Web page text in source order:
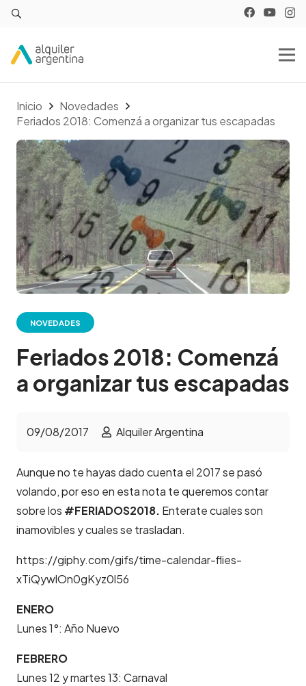
Inicio
Novedades
Feriados 2018: Comenzá a organizar tus escapadas
NOVEDADES
Feriados 2018: Comenzá
a organizar tus escapadas
09/08/2017 Alquiler Argentina
Aunque no te hayas dado cuenta el 2017 se pasó
volando, por eso en esta nota te queremos contar
sobre los #FERIADOS2018. Enteratecuales son
inamovibles y cuales se trasladan.
https://giphy.com/gifs/time-calendar-flies-
xTiQywlOn0gKyz0l56
ENERO
Lunes 1°: Año Nuevo
FEBRERO
Lunes 12 y martes 13: Carnaval